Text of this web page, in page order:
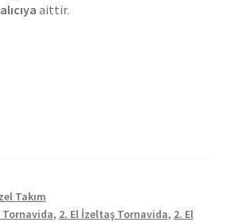
alıcıya aittir.
Takım
Tornavida, 2. El İzeltaş Tornavida, 2. El